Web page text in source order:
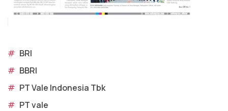
# BRI
# BBRI
# PT Vale Indonesia Tbk
# PT vale